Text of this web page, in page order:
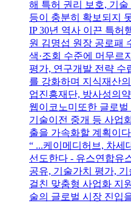
해 특허 권리 보호, 기
등이 충분히 확보되지
IP 30년 역사 이끈 특허
원 김명섭 원장 공로패
색·조회 수준에 머무르
평가, 연구개발 전략 수
를 강화하며 지식재산
업진흥재단, 방사성의
웹이코노미또한 글로
기술이전 중개 등 사업
출을 가속화할 계획이
“ ...케이메디허브, 차세
선도한다 - 유스연합유
공유, 기술가치 평가,
걸친 맞춤형 사업화 지
술의 글로벌 시장 진입